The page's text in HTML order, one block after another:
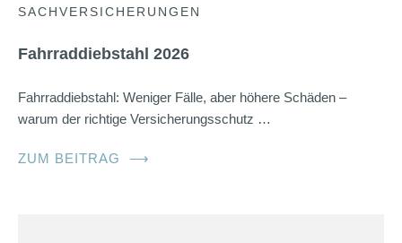
SACHVERSICHERUNGEN
Fahrraddiebstahl 2026
Fahrraddiebstahl: Weniger Fälle, aber höhere Schäden –
warum der richtige Versicherungsschutz …
ZUM BEITRAG ⟶